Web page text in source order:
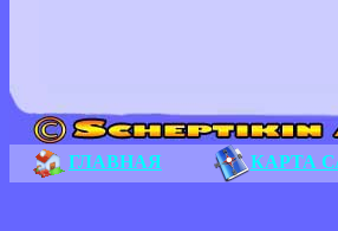
ГЛАВНАЯ КАРТА